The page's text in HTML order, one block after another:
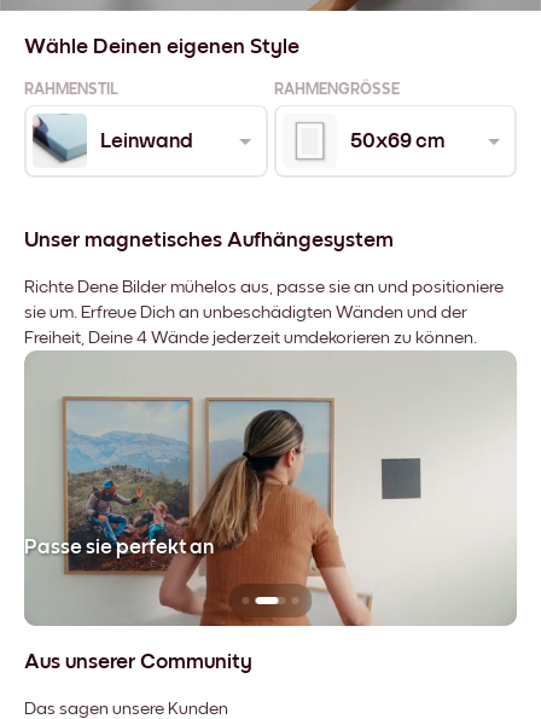
Wähle Deinen eigenen Style
RAHMENSTIL RAHMENGRÖSSE
Leinwand 50x69 cm
Unser magnetisches Aufhängesystem
Richte Dene Bilder mühelos aus, passe sie an und positioniere
sie um. Erfreue Dich an unbeschädigten Wänden und der
Freiheit, Deine 4 Wände jederzeit umdekorieren zu können.
Passe sie perfekt an
Aus unserer Community
Das sagen unsere Kunden